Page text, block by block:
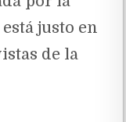
justo en
de la